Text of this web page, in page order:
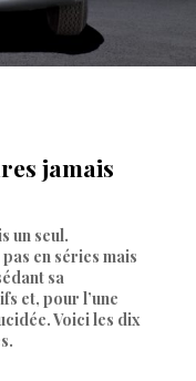
jamais
un seul.
en séries mais
sa
et, pour l’une
Voici les dix